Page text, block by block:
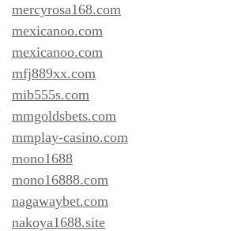
mercyrosa168.com
mexicanoo.com
mexicanoo.com
mfj889xx.com
mib555s.com
mmgoldsbets.com
mmplay-casino.com
mono1688
mono16888.com
nagawaybet.com
nakoya1688.site